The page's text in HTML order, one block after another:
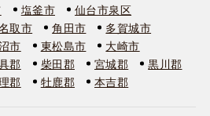
塩釜市
仙台市泉区
取市 角田市
多賀城市
市 東松島市
大崎市
郡 柴田郡 宮城郡
黒川郡
郡 牡鹿郡 本吉郡